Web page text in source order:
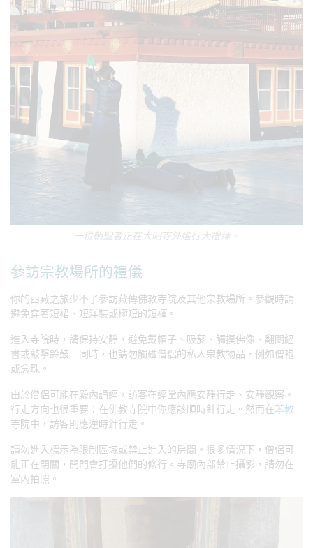
一位朝聖者正在大昭寺外進行大禮拜。
參訪宗教場所的禮儀
你的西藏之旅少不了參訪藏傳佛教寺院及其他宗教場所。參觀時請
避免穿著短裙、短洋裝或極短的短褲。
進入寺院時，請保持安靜，避免戴帽子、吸菸、觸摸佛像、翻閱經
書或敲擊鈴鼓。同時，也請勿觸碰僧侶的私人宗教物品，例如僧袍
或念珠。
由於僧侶可能在殿內誦經，訪客在經堂內應安靜行走、安靜觀察。
行走方向也很重要：在佛教寺院中你應該順時針行走。然而在苯教
寺院中，訪客則應逆時針行走。
請勿進入標示為限制區域或禁止進入的房間。很多情況下，僧侶可
能正在閉關，開門會打擾他們的修行。寺廟內部禁止攝影，請勿在
室內拍照。